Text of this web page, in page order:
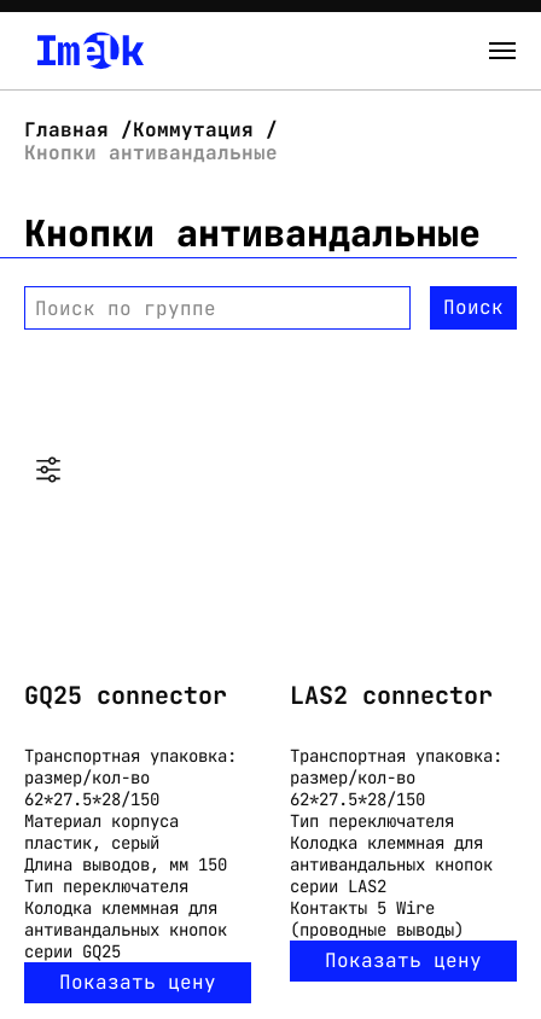
О нас
Новости
Главная
Коммутация
Кнопки антивандальные
Кнопки антивандальные
Поиск по группе Поиск
GQ25 connector
Транспортная упаковка:
размер/кол-во
62*27.5*28/150
Материал корпуса
пластик, серый
Длина выводов, мм 150
Тип переключателя
Колодка клеммная для
антивандальных кнопок
серии GQ25
Показать цену
LAS2 connector
Транспортная упаковка:
размер/кол-во
62*27.5*28/150
Тип переключателя
Колодка клеммная для
антивандальных кнопок
серии LAS2
Контакты 5 Wire
(проводные выводы)
Показать цену